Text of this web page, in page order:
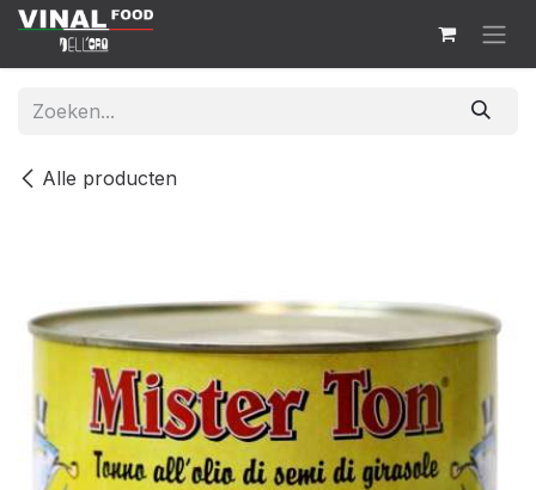
Overslaan naar inhoud
Alle producten